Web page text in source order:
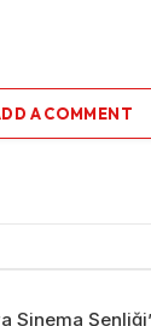
A COMMENT
Sinema